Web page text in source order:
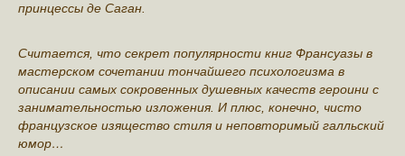
принцессы де Саган.
Считается, что секрет популярности книг Франсуазы в
мастерском сочетании тончайшего психологизма в
описании самых сокровенных душевных качеств героини с
занимательностью изложения. И плюс, конечно, чисто
французское изящество стиля и неповторимый галльский
юмор…